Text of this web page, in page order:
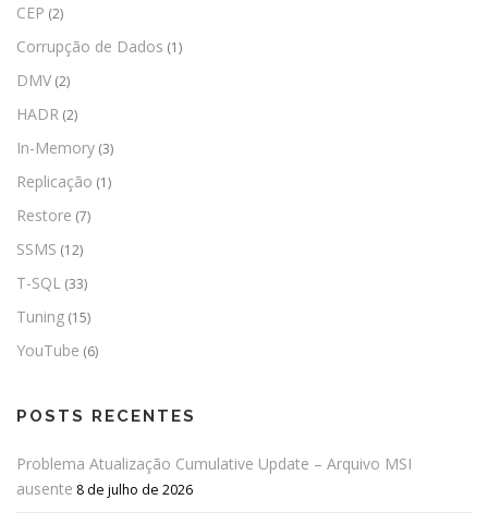
CEP (2)
Corrupção de Dados (1)
DMV (2)
HADR (2)
In-Memory (3)
Replicação (1)
Restore (7)
SSMS (12)
T-SQL (33)
Tuning (15)
YouTube (6)
POSTS RECENTES
Problema Atualização Cumulative Update – Arquivo MSI
ausente 8 de julho de 2026